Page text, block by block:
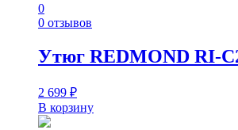
0
0 отзывов
Утюг REDMOND RI-
2 699 ₽
В корзину